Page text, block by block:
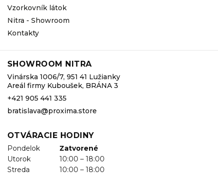
Vzorkovník látok
Nitra - Showroom
Kontakty
SHOWROOM NITRA
Vinárska 1006/7, 951 41 Lužianky
Areál firmy Kuboušek, BRÁNA 3
+421 905 441 335
bratislava@proxima.store
OTVÁRACIE HODINY
Pondelok
Zatvorené
Utorok
10:00 – 18:00
Streda
10:00 – 18:00